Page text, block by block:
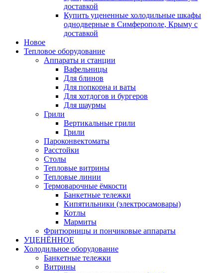
доставкой
Купить уцененные холодильные шкафы
однодверные в Симферополе, Крыму с
доставкой
Новое
Тепловое оборудование
Аппараты и станции
Вафельницы
Для блинов
Для попкорна и ваты
Для хотдогов и бургеров
Для шаурмы
Грили
Вертикальные грили
Грили
Пароконвектоматы
Расстойки
Столы
Тепловые витрины
Тепловые линии
Термоварочные ёмкости
Банкетные тележки
Кипятильники (электросамовары)
Котлы
Мармиты
Фритюрницы и пончиковые аппараты
УЦЕНЁННОЕ
Холодильное оборудование
Банкетные тележки
Витрины